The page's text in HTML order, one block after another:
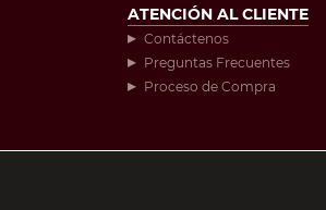
ATENCIÓN AL CLIENTE
Contáctenos
Preguntas Frecuentes
Proceso de Compra